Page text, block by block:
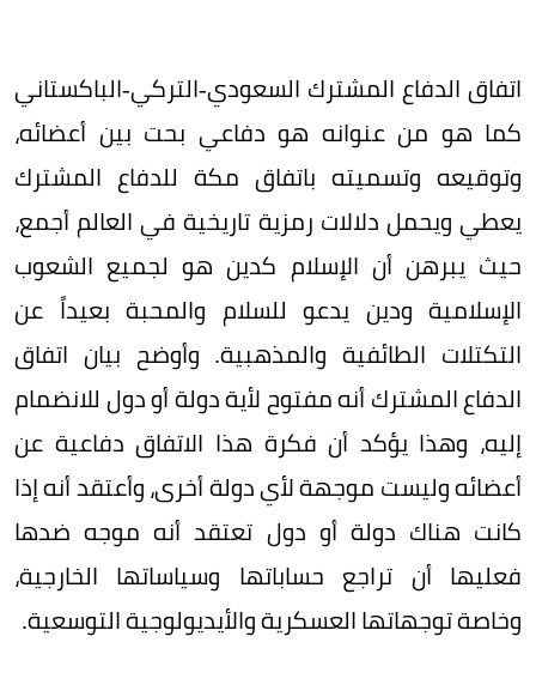
اتفاق الدفاع المشترك السعودي-التركي-الباكستاني
كما هو من عنوانه هو دفاعي بحت بين أعضائه،
وتوقيعه وتسميته باتفاق مكة للدفاع المشترك
يعطي ويحمل دلالات رمزية تاريخية في العالم أجمع،
حيث يبرهن أن الإسلام كدين هو لجميع الشعوب
الإسلامية ودين يدعو للسلام والمحبة بعيداً عن
التكتلات الطائفية والمذهبية. وأوضح بيان اتفاق
الدفاع المشترك أنه مفتوح لأية دولة أو دول للانضمام
إليه، وهذا يؤكد أن فكرة هذا الاتفاق دفاعية عن
أعضائه وليست موجهة لأي دولة أخرى، وأعتقد أنه إذا
كانت هناك دولة أو دول تعتقد أنه موجه ضدها
فعليها أن تراجع حساباتها وسياساتها الخارجية،
وخاصة توجهاتها العسكرية والأيديولوجية التوسعية.